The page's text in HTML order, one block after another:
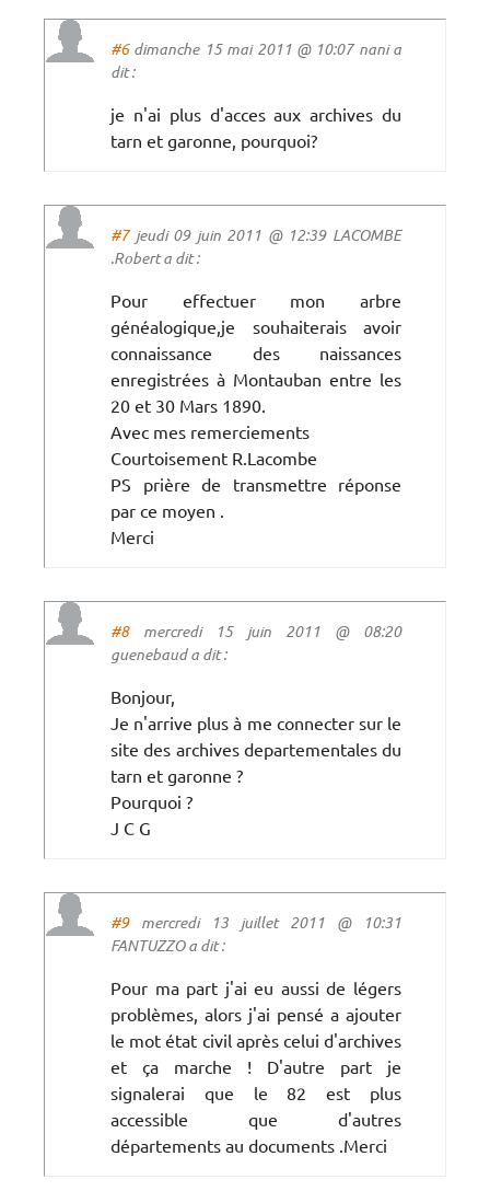
#6dimanche 15 mai 2011 @ 10:07 nani a
dit :
je n'ai plus d'acces aux archives du
tarn et garonne, pourquoi?
#7jeudi 09 juin 2011 @ 12:39 LACOMBE
.Robert a dit :
Pour effectuer mon arbre
généalogique,je souhaiterais avoir
connaissance des naissances
enregistrées à Montauban entre les
20 et 30 Mars 1890.
Avec mes remerciements
Courtoisement R.Lacombe
PS prière de transmettre réponse
par ce moyen .
Merci
#8mercredi 15 juin 2011 @ 08:20
guenebaud a dit :
Bonjour,
Je n'arrive plus à me connecter sur le
site des archives departementales du
tarn et garonne ?
Pourquoi ?
J C G
#9mercredi 13 juillet 2011 @ 10:31
FANTUZZO a dit :
Pour ma part j'ai eu aussi de légers
problèmes, alors j'ai pensé a ajouter
le mot état civil après celui d'archives
et ça marche ! D'autre part je
signalerai que le 82 est plus
accessible que d'autres
départements au documents .Merci